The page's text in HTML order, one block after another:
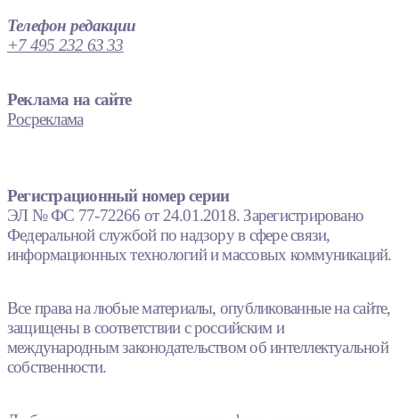
Телефон редакции
+7 495 232 63 33
Реклама на сайте
Росреклама
Регистрационный номер серии
ЭЛ № ФС 77-72266 от 24.01.2018. Зарегистрировано
Федеральной службой по надзору в сфере связи,
информационных технологий и массовых коммуникаций.
Все права на любые материалы, опубликованные на сайте,
защищены в соответствии с российским и
международным законодательством об интеллектуальной
собственности.